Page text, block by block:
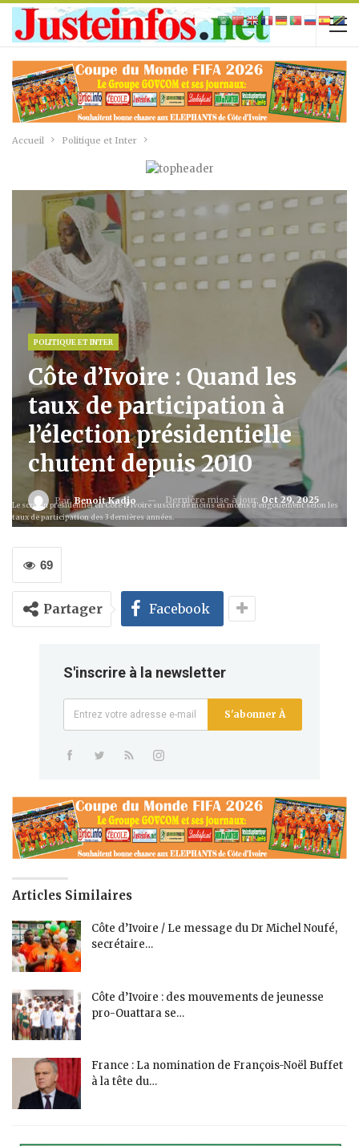
Accueil Politique et Inter
POLITIQUE ET INTER
Côte d’Ivoire : Quand les
taux de participation à
l’élection présidentielle
chutent depuis 2010
Par Benoit Kadjo Dernière mise à jour Oct 29, 2025
Le scrutin présidentiel en Côte d'Ivoire suscite de moins en moins d'engouement selon les
taux de participation des 3 dernières années.
69
Partager Facebook
S'inscrire à la newsletter
S'abonner À
Articles Similaires
Côte d’Ivoire / Le message du Dr Michel Noufé,
secrétaire…
Côte d’Ivoire : des mouvements de jeunesse
pro-Ouattara se…
France : La nomination de François-Noël Buffet
à la tête du…